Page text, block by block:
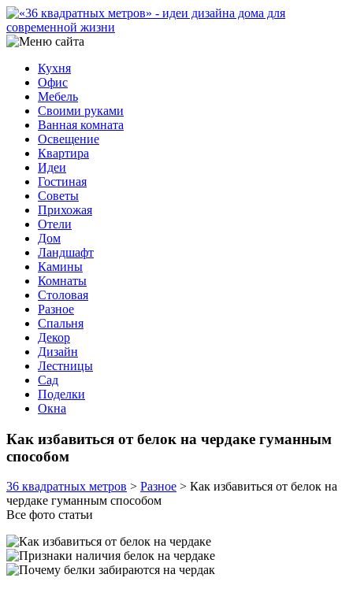
Кухня
Офис
Мебель
Своими руками
Ванная комната
Освещение
Квартира
Идеи
Гостиная
Советы
Прихожая
Отели
Дом
Ландшафт
Камины
Комнаты
Столовая
Разное
Спальня
Декор
Дизайн
Лестницы
Сад
Поделки
Окна
Как избавиться от белок на чердаке гуманным
способом
36 квадратных метров > Разное > Как избавиться от белок на
чердаке гуманным способом
Все фото статьи